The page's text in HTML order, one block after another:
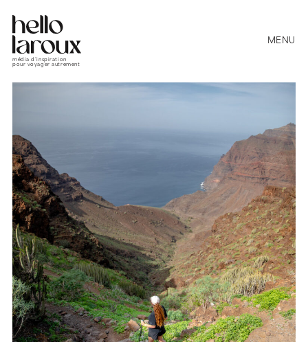
média d’inspiration
pour voyager autrement
MENU